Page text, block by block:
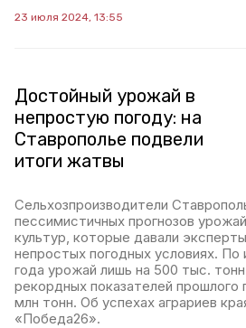
23 июля 2024, 13:55
Достойный урожай в
непростую погоду: на
Ставрополье подвели
итоги жатвы
Сельхозпроизводители
пессимистичных прогнозов
культур, которые давали
непростых погодных условиях.
года урожай лишь на 500 тыс.
рекордных показателей прошлого
млн тонн. Об успехах аграриев
«Победа26».